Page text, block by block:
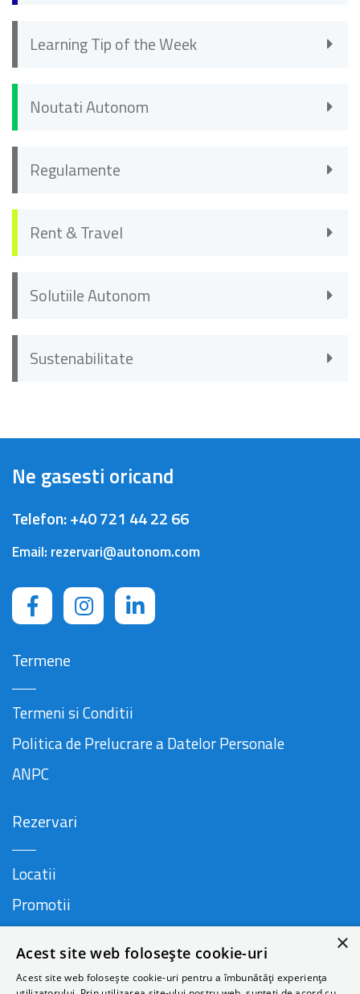
Learning Tip of the Week
Noutati Autonom
Regulamente
Rent & Travel
Solutiile Autonom
Sustenabilitate
Ne gasesti oricand
Telefon:+40 721 44 22 66
Email: rezervari@autonom.com
Termene
Termeni si Conditii
Politica de Prelucrare a Datelor Personale
ANPC
Rezervari
Locatii
Promotii
Companie
×
Acest site web folosește cookie-uri
Acest site web folosește cookie-uri pentru a îmbunătăți experiența